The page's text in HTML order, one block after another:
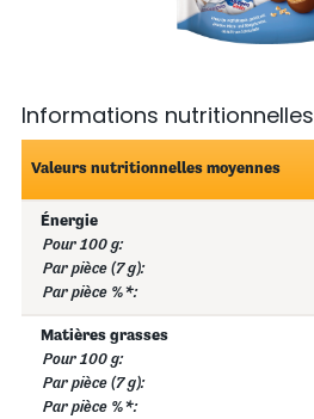
Informations nutritionnelles
Valeurs nutritionnelles moyennes
Énergie
Matières grasses